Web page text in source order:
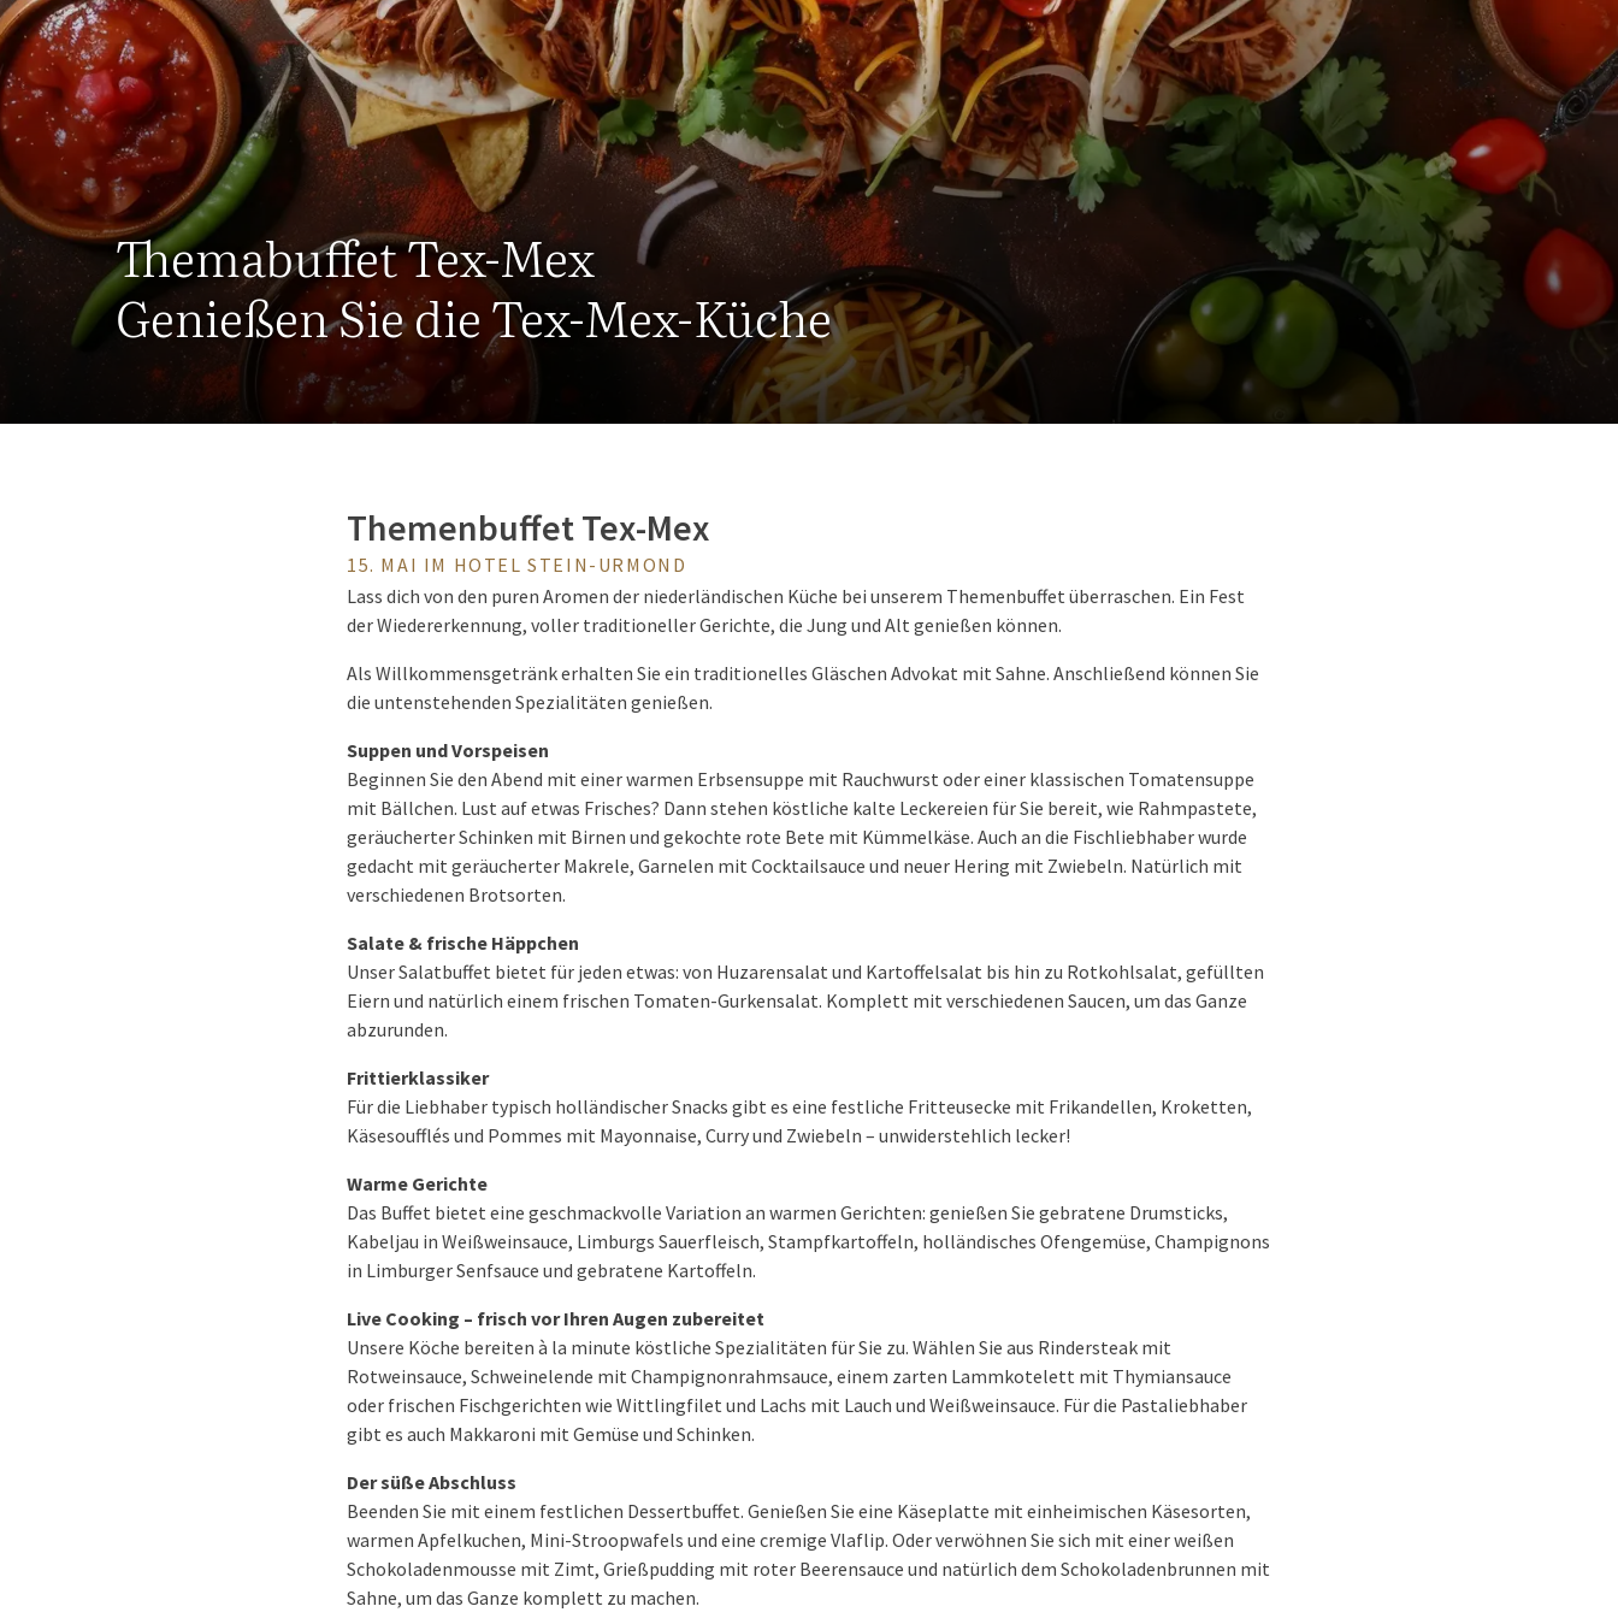
Themabuffet Tex-Mex
Genießen Sie die Tex-Mex-Küche
Themenbuffet Tex-Mex
15. MAI IM HOTEL STEIN-URMOND
Lass dich von den puren Aromen der niederländischen Küche bei unserem Themenbuffet überraschen. Ein Fest
der Wiedererkennung, voller traditioneller Gerichte, die Jung und Alt genießen können.
Als Willkommensgetränk erhalten Sie ein traditionelles Gläschen Advokat mit Sahne. Anschließend können Sie
die untenstehenden Spezialitäten genießen.
Suppen und Vorspeisen
Beginnen Sie den Abend mit einer warmen Erbsensuppe mit Rauchwurst oder einer klassischen Tomatensuppe
mit Bällchen. Lust auf etwas Frisches? Dann stehen köstliche kalte Leckereien für Sie bereit, wie Rahmpastete,
geräucherter Schinken mit Birnen und gekochte rote Bete mit Kümmelkäse. Auch an die Fischliebhaber wurde
gedacht mit geräucherter Makrele, Garnelen mit Cocktailsauce und neuer Hering mit Zwiebeln. Natürlich mit
verschiedenen Brotsorten.
Salate & frische Häppchen
Unser Salatbuffet bietet für jeden etwas: von Huzarensalat und Kartoffelsalat bis hin zu Rotkohlsalat, gefüllten
Eiern und natürlich einem frischen Tomaten-Gurkensalat. Komplett mit verschiedenen Saucen, um das Ganze
abzurunden.
Frittierklassiker
Für die Liebhaber typisch holländischer Snacks gibt es eine festliche Fritteusecke mit Frikandellen, Kroketten,
Käsesoufflés und Pommes mit Mayonnaise, Curry und Zwiebeln – unwiderstehlich lecker!
Warme Gerichte
Das Buffet bietet eine geschmackvolle Variation an warmen Gerichten: genießen Sie gebratene Drumsticks,
Kabeljau in Weißweinsauce, Limburgs Sauerfleisch, Stampfkartoffeln, holländisches Ofengemüse, Champignons
in Limburger Senfsauce und gebratene Kartoffeln.
Live Cooking – frisch vor Ihren Augen zubereitet
Unsere Köche bereiten à la minute köstliche Spezialitäten für Sie zu. Wählen Sie aus Rindersteak mit
Rotweinsauce, Schweinelende mit Champignonrahmsauce, einem zarten Lammkotelett mit Thymiansauce
oder frischen Fischgerichten wie Wittlingfilet und Lachs mit Lauch und Weißweinsauce. Für die Pastaliebhaber
gibt es auch Makkaroni mit Gemüse und Schinken.
Der süße Abschluss
Beenden Sie mit einem festlichen Dessertbuffet. Genießen Sie eine Käseplatte mit einheimischen Käsesorten,
warmen Apfelkuchen, Mini-Stroopwafels und eine cremige Vlaflip. Oder verwöhnen Sie sich mit einer weißen
Schokoladenmousse mit Zimt, Grießpudding mit roter Beerensauce und natürlich dem Schokoladenbrunnen mit
Sahne, um das Ganze komplett zu machen.